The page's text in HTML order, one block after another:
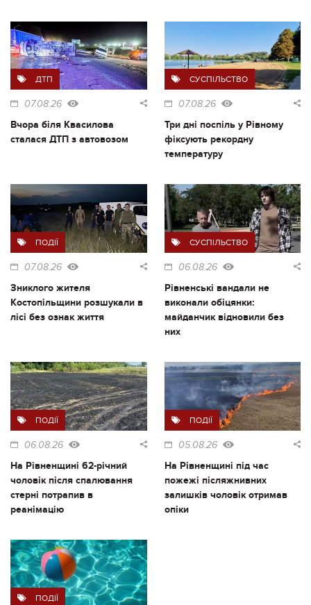
ДТП
07.08.26
Вчора біля Квасилова
сталася ДТП з автовозом
СУСПІЛЬСТВО
07.08.26
Три дні поспіль у Рівному
фіксують рекордну
температуру
ПОДІЇ
07.08.26
Зниклого жителя
Костопільщини розшукали в
лісі без ознак життя
СУСПІЛЬСТВО
06.08.26
Рівненські вандали не
виконали обіцянки:
майданчик відновили без
них
ПОДІЇ
06.08.26
На Рівненщині 62-річний
чоловік після спалювання
стерні потрапив в
реанімацію
ПОДІЇ
05.08.26
На Рівненщині під час
пожежі післяжнивних
залишків чоловік отримав
опіки
ПОДІЇ